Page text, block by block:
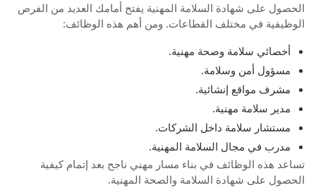
الحصول على شهادة السلامة المهنية يفتح أمامك العديد من الفرص
الوظيفية في مختلف القطاعات. ومن أهم هذه الوظائف:
أخصائي سلامة وصحة مهنية.
مسؤول أمن وسلامة.
مشرف مواقع إنشائية.
مدير سلامة مهنية.
مستشار سلامة داخل الشركات.
مدرب في مجال السلامة المهنية.
تساعد هذه الوظائف في بناء مسار مهني ناجح بعد إتمام كيفية
الحصول على شهادة السلامة والصحة المهنية.